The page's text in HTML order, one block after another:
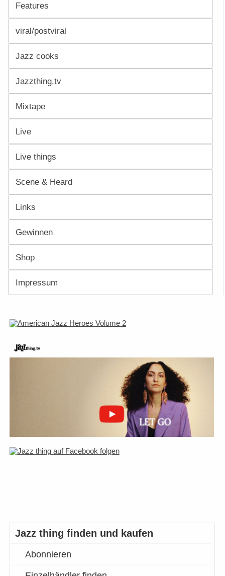
Features
viral/postviral
Jazz cooks
Jazzthing.tv
Mixtape
Live
Live things
Scene & Heard
Links
Gewinnen
Shop
Impressum
Jazz thing finden und kaufen
Abonnieren